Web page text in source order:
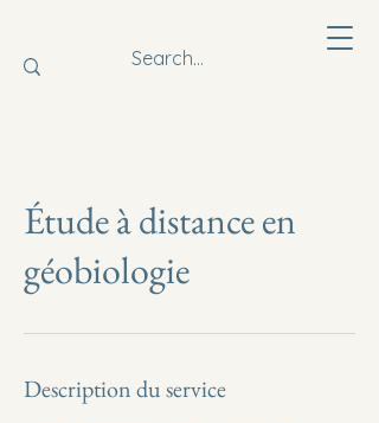
Étude à distance en
géobiologie
Description du service